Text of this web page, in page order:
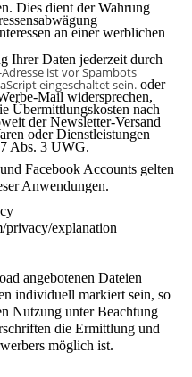
Dies dient der Wahrung
an einer werblichen
Ihrer Daten jederzeit durch
Adresse ist vor Spambots
eingeschaltet sein. oder
Mail widersprechen,
Übermittlungskosten nach
der Newsletter-Versand
oder Dienstleistungen
Abs. 3 UWG.
Facebook Accounts gelten
Anwendungen.
privacy/explanation
angebotenen Dateien
individuell markiert sein, so
Nutzung unter Beachtung
die Ermittlung und
möglich ist.